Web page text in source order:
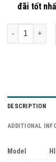
đãi tốt
Quantity
DESCRIPTION
ADDITIONAL
Model